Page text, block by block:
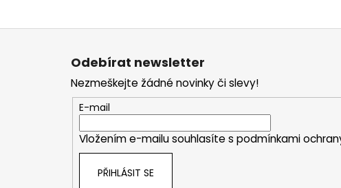
Z
Odebírat newsletter
Nezmeškejte žádné novinky či slevy!
E-mail
Vložením e-mailu souhlasíte s podmínkami
PŘIHLÁSIT SE